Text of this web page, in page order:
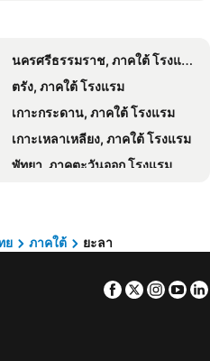
นครศรีธรรมราช, ภาคใต้ โรงแรม
ตรัง, ภาคใต้ โรงแรม
เกาะกระดาน, ภาคใต้ โรงแรม
เกาะเหลาเหลียง, ภาคใต้ โรงแรม
พัทยา, ภาคตะวันออก โรงแรม
กาญจนบุรี, ภาคกลาง โรงแรม
ย ภาคใต้ ยะลา
Facebook
Twitter